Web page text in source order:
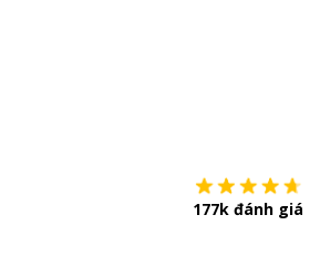
177k đánh giá